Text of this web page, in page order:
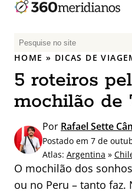
P
e
q
u
i
a
r
p
o
HOME » DICAS DE
5 roteiros
mochilão de
Por Rafael Sette
Postado em 7 de
Atlas: Argentina »
O mochilão dos
ou no Peru – tanto